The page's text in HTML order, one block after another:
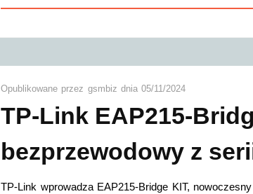
Opublikowane przez gsmbiz dnia05/11/2024
TP-Link EAP215-
bezprzewodowy z
TP-Link wprowadza EAP215-Bridge KIT,